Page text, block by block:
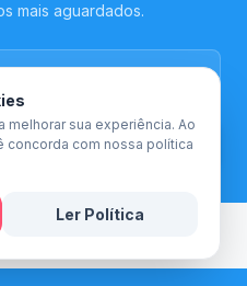
mais aguardados.
melhorar sua experiência. Ao
concorda com nossa política
Ler Política